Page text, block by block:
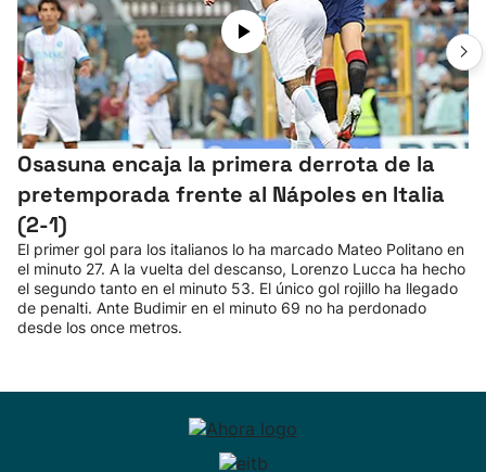
Osasuna encaja la primera derrota de la
pretemporada frente al Nápoles en Italia
(2-1)
El primer gol para los italianos lo ha marcado Mateo Politano en
el minuto 27. A la vuelta del descanso, Lorenzo Lucca ha hecho
el segundo tanto en el minuto 53. El único gol rojillo ha llegado
de penalti. Ante Budimir en el minuto 69 no ha perdonado
desde los once metros.